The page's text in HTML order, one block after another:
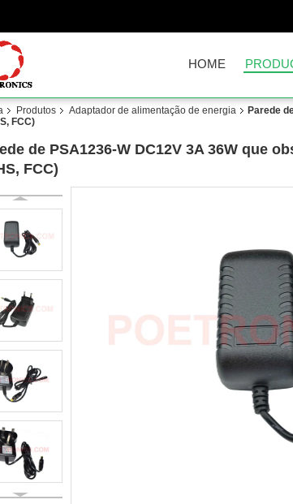
HOME
Produtos Adaptador de alimentação de energia
Parede
FCC)
de PSA1236-W DC12V 3A 36W que
FCC)